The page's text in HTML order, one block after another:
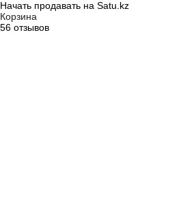
Начать продавать на Satu.kz
Корзина
56 отзывов